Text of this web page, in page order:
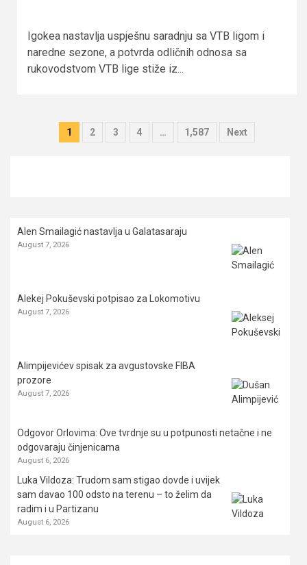
Igokea nastavlja uspješnu saradnju sa VTB ligom i
naredne sezone, a potvrda odličnih odnosa sa
rukovodstvom VTB lige stiže iz...
Posts
1 2 3 4 … 1,587 Next
Alen Smailagić nastavlja u Galatasaraju
August 7, 2026
Alekej Pokuševski potpisao za Lokomotivu
August 7, 2026
Alimpijevićev spisak za avgustovske FIBA
prozore
August 7, 2026
Odgovor Orlovima: ​Ove tvrdnje su u potpunosti netačne i ne
odgovaraju činjenicama
August 6, 2026
Luka Vildoza: Trudom sam stigao dovde i uvijek
sam davao 100 odsto na terenu – to želim da
radim i u Partizanu
August 6, 2026